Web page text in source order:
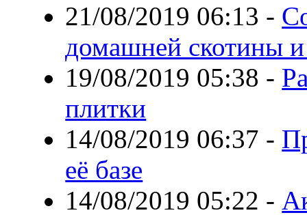
21/08/2019 06:13 -
домашней скотины
19/08/2019 05:38 -
плитки
14/08/2019 06:37 -
её базе
14/08/2019 05:22 -